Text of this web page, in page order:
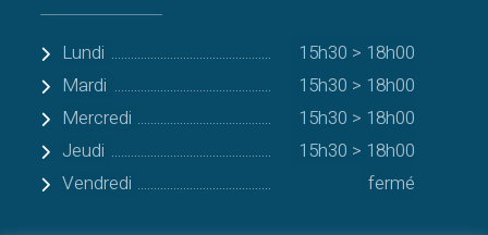
Lundi
15h30 > 18h00
Mardi
15h30 > 18h00
Mercredi
15h30 > 18h00
Jeudi
15h30 > 18h00
Vendredi
fermé